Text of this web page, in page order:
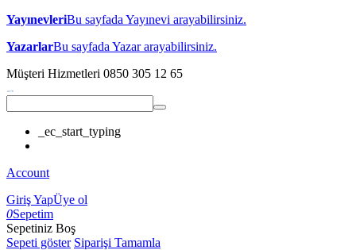
YayınevleriBu sayfada Yayınevi arayabilirsiniz.
YazarlarBu sayfada Yazar arayabilirsiniz.
Müşteri Hizmetleri 0850 305 12 65
_ec_start_typing
Account
Giriş YapÜye ol
0Sepetim
Sepetiniz Boş
Sepeti göster Siparişi Tamamla